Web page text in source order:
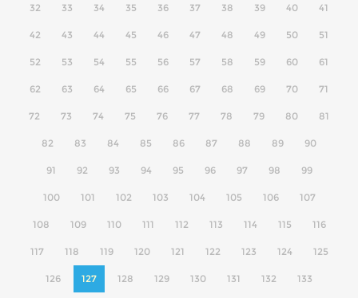
32 33 34 35 36 37 38 39 40 41
42 43 44 45 46 47 48 49 50 51
52 53 54 55 56 57 58 59 60 61
62 63 64 65 66 67 68 69 70 71
72 73 74 75 76 77 78 79 80 81
82 83 84 85 86 87 88 89 90
91 92 93 94 95 96 97 98 99
100 101 102 103 104 105 106 107
108 109 110 111 112 113 114 115 116
117 118 119 120 121 122 123 124 125
126 127 128 129 130 131 132 133